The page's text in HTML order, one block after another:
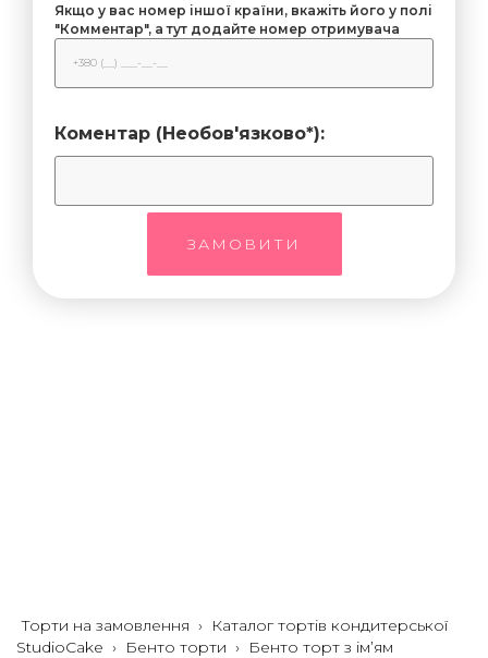
Якщо у вас номер іншої країни, вкажіть його у полі
"Комментар", а тут додайте номер отримувача
Коментар (Необов'язково*):
Торти на замовлення › Каталог тортів кондитерської
StudioCake › Бенто торти › Бенто торт з ім’ям